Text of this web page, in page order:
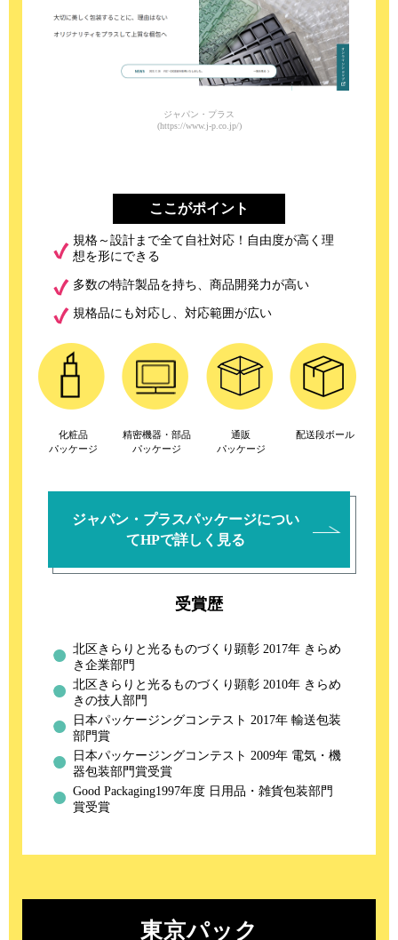
ジャパン・プラス
(https://www.j-p.co.jp/)
ここがポイント
規格～設計まで全て自社対応！自由度が高く理
想を形にできる
多数の特許製品を持ち、商品開発力が高い
規格品にも対応し、対応範囲が広い
化粧品
パッケージ
精密機器・部品
パッケージ
通販
パッケージ
配送段ボール
ジャパン・プラスパッケージについ
てHPで詳しく見る
受賞歴
北区きらりと光るものづくり顕彰 2017年 きらめ
き企業部門
北区きらりと光るものづくり顕彰 2010年 きらめ
きの技人部門
日本パッケージングコンテスト 2017年 輸送包装
部門賞
日本パッケージングコンテスト 2009年 電気・機
器包装部門賞受賞
Good Packaging1997年度 日用品・雑貨包装部門
賞受賞
東京パック